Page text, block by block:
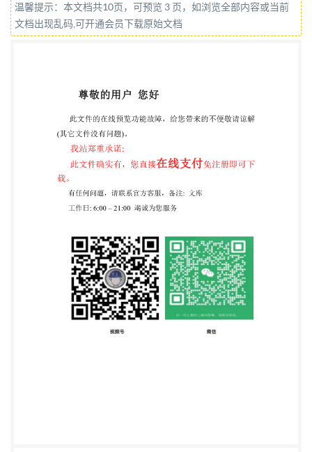
appliances- Test code for the determination of
airborne acoustical noise- Part 2-6:Particular
准化管理委员会 GB/T4214.7—2020/IEC60704-2-
6:2012 前言 GB/T4214《家用和类似用途电器噪声测
试方法》分为7个部分： 第1部分：通用要求； 第2部
分：真空吸尘器的特殊要求； 第3部分：洗碗机的特
殊要求； 第4部分：洗衣机和离心式脱水机的特殊要
求； 第5部分：电动剃须刀的特殊要求； 第6部分：
的特殊要求。 本部分是GB/T4214的第7部分。本部
分与GB/T4214.1一2017配合使用。 本部分中写明“适
用”的部分，表示GB/T4214.1一2017中的相应条文适
用于本部分；本部分写明 “代替”的部分，则以本部分
中的条文为准；本部分写明“增加”的部分，表示除要
温馨提示：本文档共10页，可预览 3 页，如浏览全部内容或当前
文档出现乱码,可开通会员下载原始文档